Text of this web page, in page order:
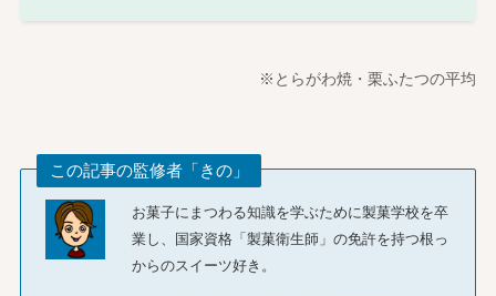
※とらがわ焼・栗ふたつの平均
この記事の監修者「きの」
お菓子にまつわる知識を学ぶために製菓学校を卒
業し、国家資格「製菓衛生師」の免許を持つ根っ
からのスイーツ好き。